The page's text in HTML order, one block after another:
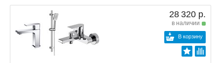
28 320 р.
в наличии
В корзину